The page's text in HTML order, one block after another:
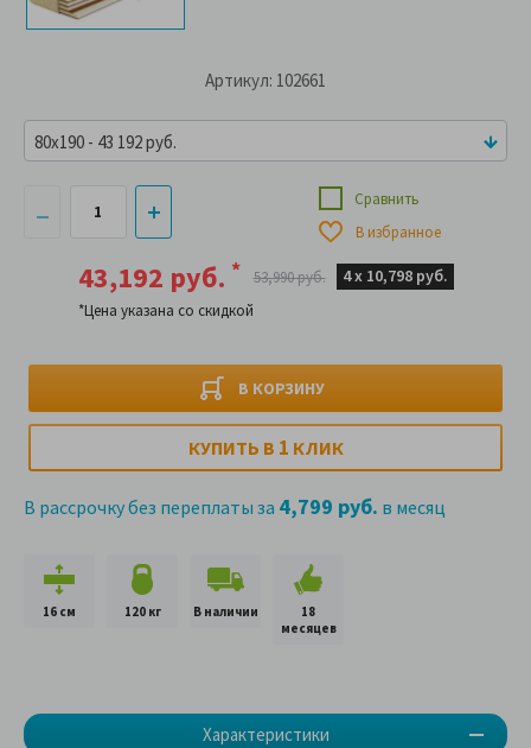
Артикул: 102661
43,192 руб. *
*Цена указана со скидкой
53,990 руб. 4 х 10,798 руб.
В КОРЗИНУ
Сравнить
В избранное
КУПИТЬ В 1 КЛИК
В рассрочку без переплаты за 4,799 руб. в месяц
80x190 - 43 192 руб.
16 см 120 кг В наличии
18
месяцев
Характеристики